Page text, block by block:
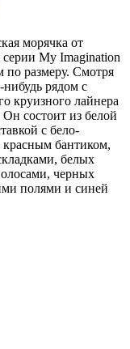
морячка от
My Imagination
размеру. Смотря
нибудь рядом с
круизного лайнера
состоит из белой
с бело-
бантиком,
белых
черных
полями и синей